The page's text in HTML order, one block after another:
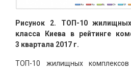
Рисунок 2. ТОП-10
класса Киева в рейтинге
3 квартала 2017 г.
ТОП-10 жилищных комплексов